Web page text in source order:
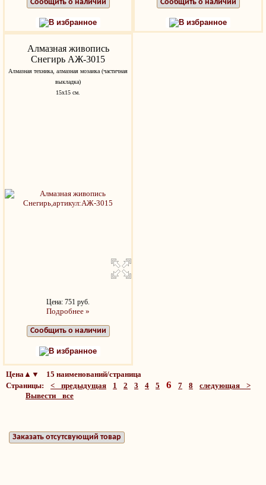
Сообщить о наличии
В избранное
Сообщить о наличии
В избранное
Алмазная живопись
Снегирь АЖ-3015
Алмазная техника, алмазная мозаика (частичная
выкладка)
15х15 см.
Цена: 751 руб.
Подробнее »
Сообщить о наличии
В избранное
Цена▲▼ 15 наименований/страница
Страницы: < предыдущая 1 2 3 4 5 6 7 8
следующая >
Вывести все
Заказать отсутсвующий товар